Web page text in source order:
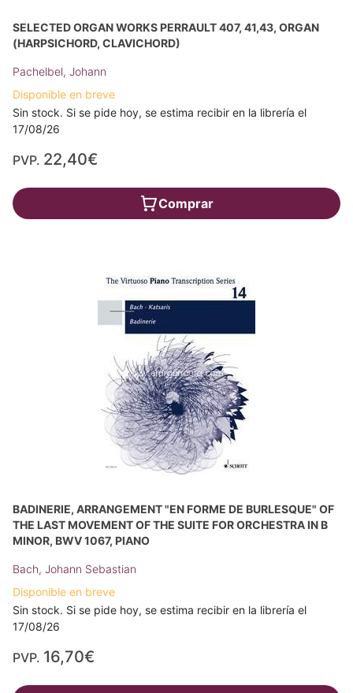
SELECTED ORGAN WORKS PERRAULT 407, 41,43, ORGAN
(HARPSICHORD, CLAVICHORD)
Pachelbel, Johann
Disponible en breve
Sin stock. Si se pide hoy, se estima recibir en la librería el
17/08/26
PVP. 22,40€
Comprar
BADINERIE, ARRANGEMENT "EN FORME DE BURLESQUE" OF
THE LAST MOVEMENT OF THE SUITE FOR ORCHESTRA IN B
MINOR, BWV 1067, PIANO
Bach, Johann Sebastian
Disponible en breve
Sin stock. Si se pide hoy, se estima recibir en la librería el
17/08/26
PVP. 16,70€